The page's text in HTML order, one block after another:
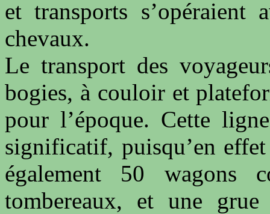
et transports s’opéraient
chevaux.
Le transport des
bogies, à couloir et
pour l’époque. Cette
significatif, puisqu’en
également 50 wagons
tombereaux, et une